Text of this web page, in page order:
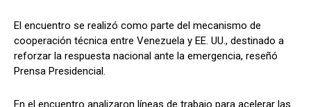
El encuentro se realizó como parte del mecanismo de
cooperación técnica entre Venezuela y EE. UU., destinado a
reforzar la respuesta nacional ante la emergencia, reseñó
Prensa Presidencial.